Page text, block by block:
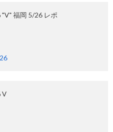
福岡 5/26 レポ
V